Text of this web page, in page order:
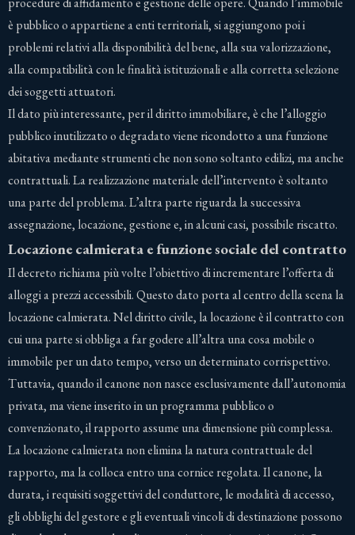
è pubblico o appartiene a enti territoriali, si aggiungono poi i
problemi relativi alla disponibilità del bene, alla sua valorizzazione,
alla compatibilità con le finalità istituzionali e alla corretta selezione
dei soggetti attuatori.
Il dato più interessante, per il diritto immobiliare, è che l’alloggio
pubblico inutilizzato o degradato viene ricondotto a una funzione
abitativa mediante strumenti che non sono soltanto edilizi, ma anche
contrattuali. La realizzazione materiale dell’intervento è soltanto
una parte del problema. L’altra parte riguarda la successiva
assegnazione, locazione, gestione e, in alcuni casi, possibile riscatto.
Locazione calmierata e funzione sociale del contratto
Il decreto richiama più volte l’obiettivo di incrementare l’offerta di
alloggi a prezzi accessibili. Questo dato porta al centro della scena la
locazione calmierata. Nel diritto civile, la locazione è il contratto con
cui una parte si obbliga a far godere all’altra una cosa mobile o
immobile per un dato tempo, verso un determinato corrispettivo.
Tuttavia, quando il canone non nasce esclusivamente dall’autonomia
privata, ma viene inserito in un programma pubblico o
convenzionato, il rapporto assume una dimensione più complessa.
La locazione calmierata non elimina la natura contrattuale del
rapporto, ma la colloca entro una cornice regolata. Il canone, la
durata, i requisiti soggettivi del conduttore, le modalità di accesso,
gli obblighi del gestore e gli eventuali vincoli di destinazione possono